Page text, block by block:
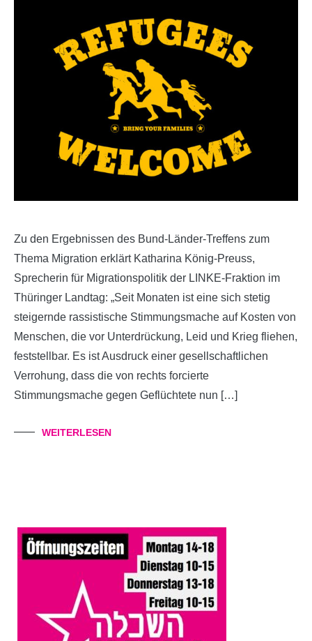
Zu den Ergebnissen des Bund-Länder-Treffens zum
Thema Migration erklärt Katharina König-Preuss,
Sprecherin für Migrationspolitik der LINKE-Fraktion im
Thüringer Landtag: „Seit Monaten ist eine sich stetig
steigernde rassistische Stimmungsmache auf Kosten von
Menschen, die vor Unterdrückung, Leid und Krieg fliehen,
feststellbar. Es ist Ausdruck einer gesellschaftlichen
Verrohung, dass die von rechts forcierte
Stimmungsmache gegen Geflüchtete nun […]
WEITERLESEN